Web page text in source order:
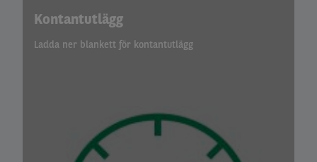
Kontantutlägg
Ladda ner blankett för kontantutlägg